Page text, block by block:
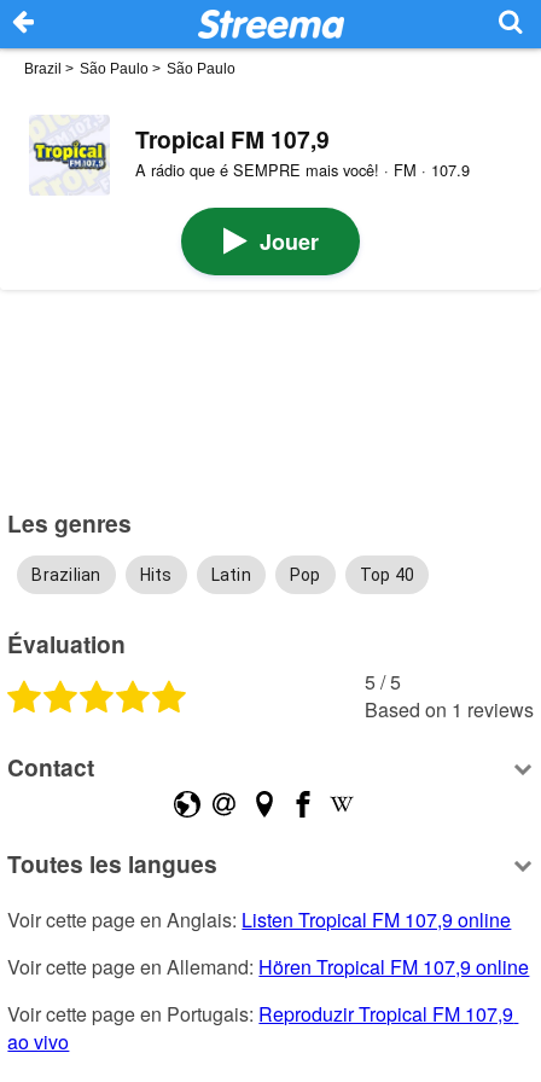
Brazil > São Paulo > São Paulo
Tropical FM 107,9
A rádio que é SEMPRE mais você! · FM · 107.9
Jouer
Les genres
Brazilian Hits Latin Pop Top 40
Évaluation
5 /5
Based on 1 reviews
Contact
Toutes les langues
Voir cette page en Anglais: Listen Tropical FM 107,9 online
Voir cette page en Allemand: Hören Tropical FM 107,9 online
Voir cette page en Portugais: Reproduzir Tropical FM 107,9
ao vivo